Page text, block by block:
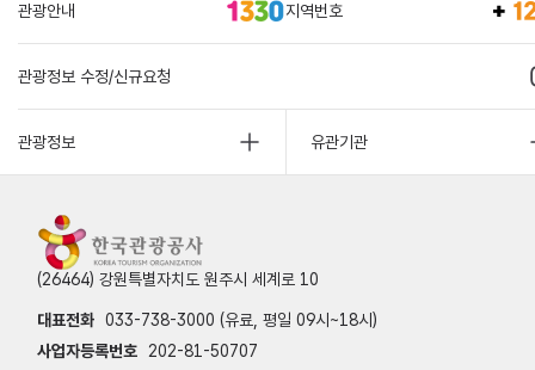
관광안내 지역번호
관광정보 수정/신규요청
관광정보 유관기관
(26464) 강원특별자치도 원주시 세계로 10
대표전화 033-738-3000 (유료, 평일 09시~18시)
사업자등록번호
202-81-50707